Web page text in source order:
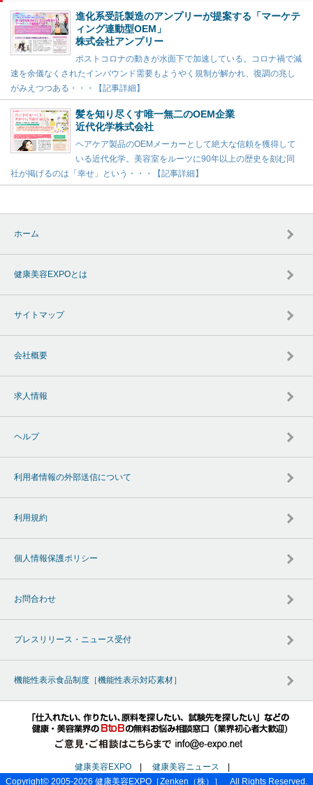
進化系受託製造のアンプリーが提案する「マーケテ
ィング連動型OEM」
株式会社アンプリー
ポストコロナの動きが水面下で加速している。コロナ禍で減
速を余儀なくされたインバウンド需要もようやく規制が解かれ、復調の兆し
がみえつつある・・・【記事詳細】
髪を知り尽くす唯一無二のOEM企業
近代化学株式会社
ヘアケア製品のOEMメーカーとして絶大な信頼を獲得して
いる近代化学。美容室をルーツに90年以上の歴史を刻む同
社が掲げるのは「幸せ」という・・・【記事詳細】
ホーム
健康美容EXPOとは
サイトマップ
会社概要
求人情報
ヘルプ
利用者情報の外部送信について
利用規約
個人情報保護ポリシー
お問合わせ
プレスリリース・ニュース受付
機能性表示食品制度［機能性表示対応素材］
健康美容EXPO 健康美容ニュース
Copyright© 2005-2026 健康美容EXPO ［Zenken（株）］ All Rights Reserved.